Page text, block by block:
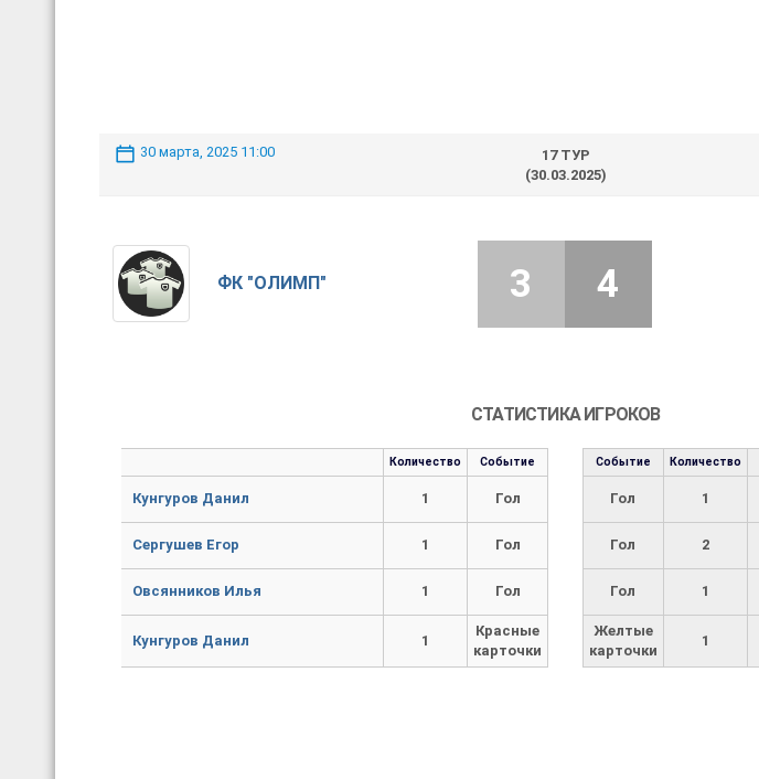
30 марта, 2025 11:00
17 ТУР
(30.03.2025)
ФК "ОЛИМП" 3 4
СТАТИСТИКА ИГРОКОВ
Количество Событие
Кунгуров Данил 1 Гол
Сергушев Егор 1 Гол
Овсянников Илья 1 Гол
Кунгуров Данил 1
Красные
карточки
Событие Количество
Гол 1
Гол 2
Гол 1
Желтые
карточки
1